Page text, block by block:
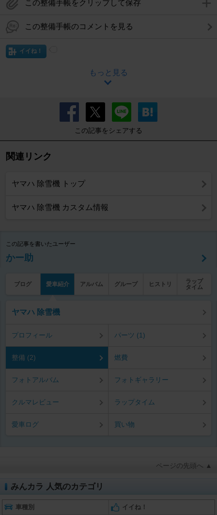
この整備手帳をクリップして保存
この整備手帳のコメントを見る
イイね！
もっと見る
この記事をシェアする
関連リンク
ヤマハ 除雪機 トップ
ヤマハ 除雪機 カスタム情報
この記事を書いたユーザー
かー助
ブログ 愛車紹介 アルバム グループ ヒストリ
ラップ
タイム
ヤマハ 除雪機
プロフィール パーツ (1)
整備 (2) 燃費
フォトアルバム フォトギャラリー
クルマレビュー ラップタイム
愛車ログ 買い物
ページの先頭へ ▲
みんカラ 人気のカテゴリ
車種別 イイね！